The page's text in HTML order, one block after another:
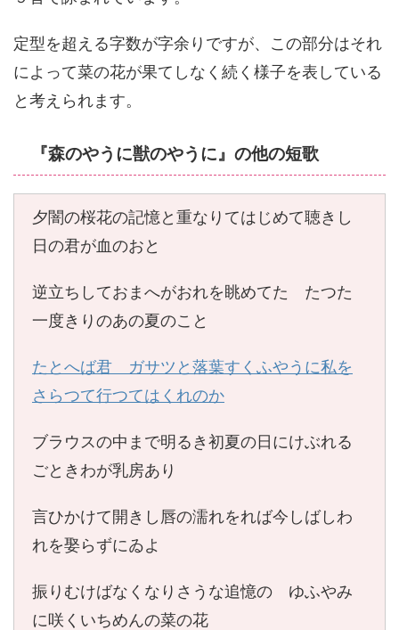
定型を超える字数が字余りですが、この部分はそれ
によって菜の花が果てしなく続く様子を表している
と考えられます。
『森のやうに獣のやうに』の他の短歌
夕闇の桜花の記憶と重なりてはじめて聴きし
日の君が血のおと
逆立ちしておまへがおれを眺めてた たつた
一度きりのあの夏のこと
たとへば君 ガサツと落葉すくふやうに私を
さらつて行つてはくれのか
ブラウスの中まで明るき初夏の日にけぶれる
ごときわが乳房あり
言ひかけて開きし唇の濡れをれば今しばしわ
れを娶らずにゐよ
振りむけばなくなりさうな追憶の ゆふやみ
に咲くいちめんの菜の花